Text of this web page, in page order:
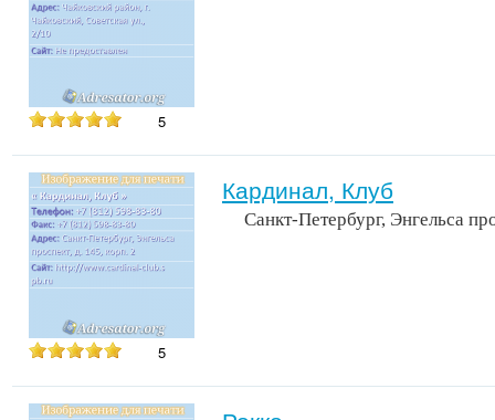
5
5
Кардинал, Клуб
Санкт-Петербург, Энгельса